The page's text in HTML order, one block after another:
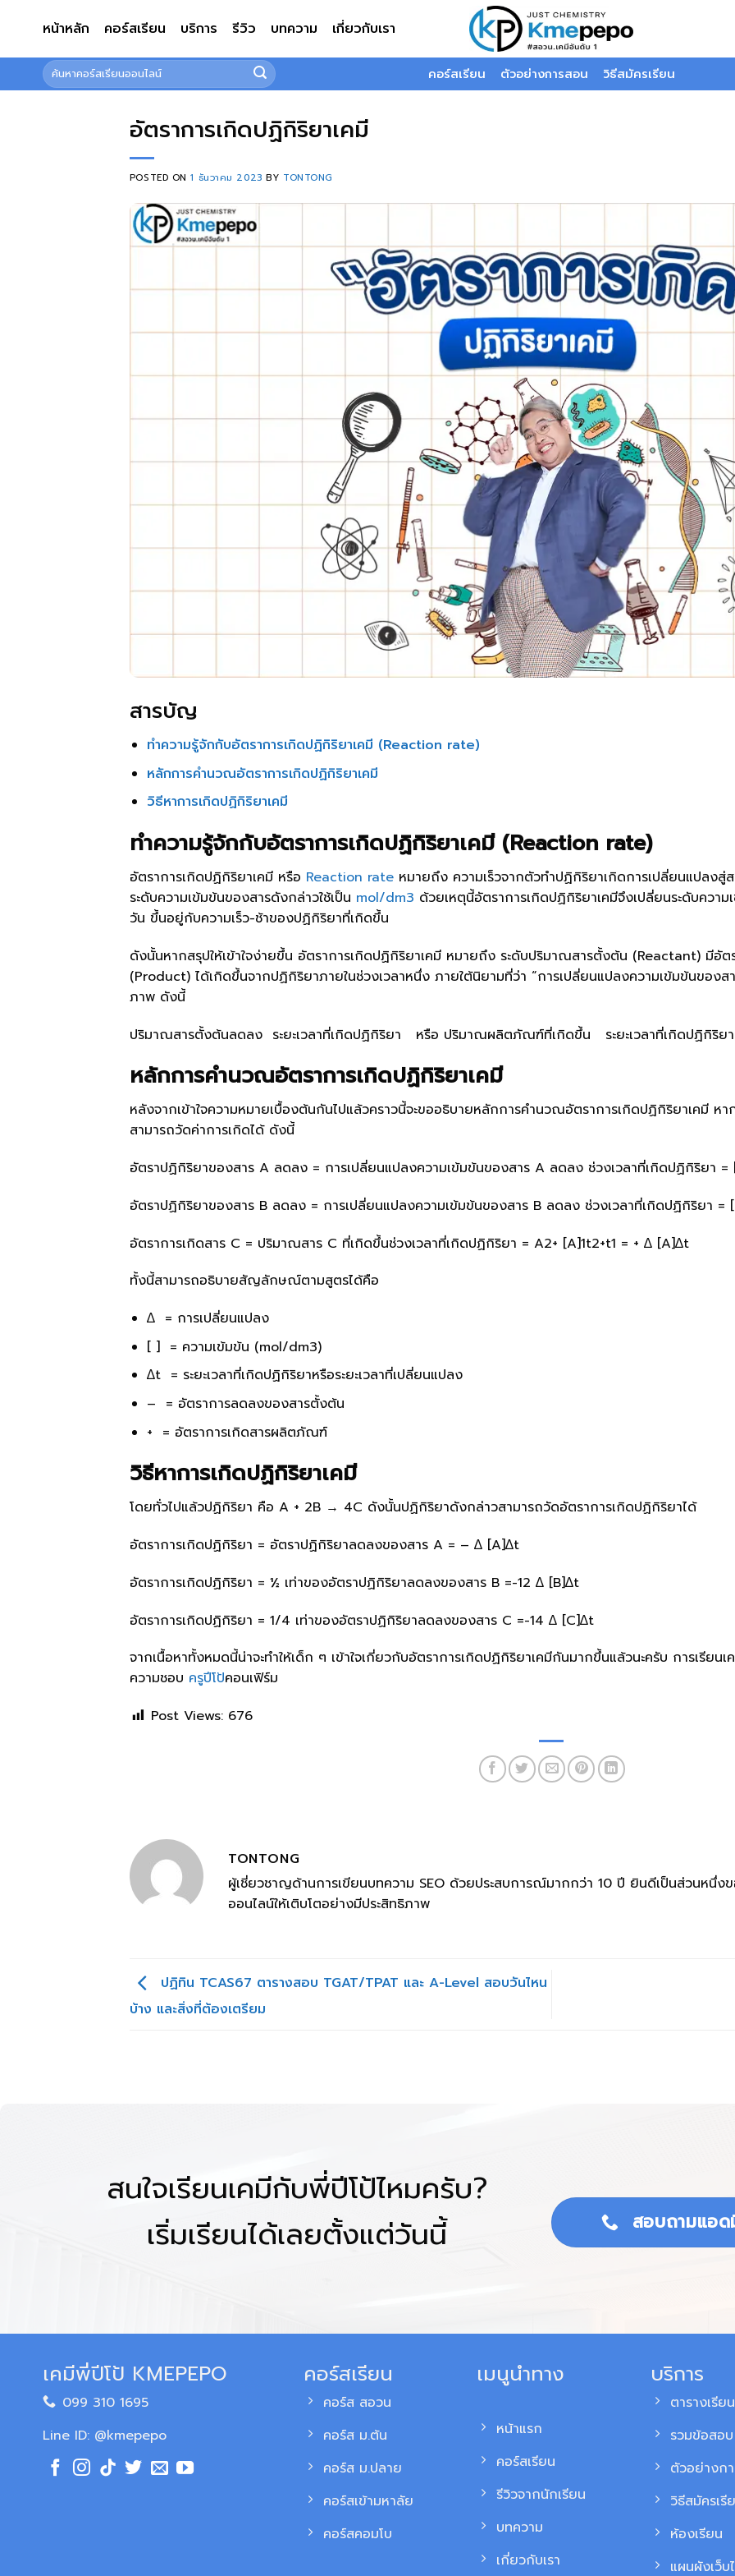
หน้าหลัก คอร์สเรียน บริการ รีวิว บทความ เกี่ยวกับเรา
ค้นหา: คอร์สเรียน ตัวอย่างการสอน วิธีสมัครเรียน
อัตราการเกิดปฏิกิริยาเคมี
POSTED ON1 ธันวาคม 2023 BY TONTONG
สารบัญ
ทำความรู้จักกับอัตราการเกิดปฏิกิริยาเคมี (Reaction rate)
หลักการคำนวณอัตราการเกิดปฏิกิริยาเคมี
วิธีหาการเกิดปฏิกิริยาเคมี
ทำความรู้จักกับอัตราการเกิดปฏิกิริยาเคมี (Reaction rate)
อัตราการเกิดปฏิกิริยาเคมี หรือ Reaction rate หมายถึง ความเร็วจากตัวทำปฏิกิริยาเกิดการเปลี่ยนแปลง
ระดับความเข้มข้นของสารดังกล่าวใช้เป็น mol/dm3 ด้วยเหตุนี้อัตราการเกิดปฏิกิริยาเคมีจึงเปลี่ยนระดับควา
วัน ขึ้นอยู่กับความเร็ว-ช้าของปฏิกิริยาที่เกิดขึ้น
ดังนั้นหากสรุปให้เข้าใจง่ายขึ้น อัตราการเกิดปฏิกิริยาเคมี หมายถึง ระดับปริมาณสารตั้งต้น (Reactant) มี
(Product) ได้เกิดขึ้นจากปฏิกิริยาภายในช่วงเวลาหนึ่ง ภายใต้นิยามที่ว่า “การเปลี่ยนแปลงความเข้มข้นของส
ภาพ ดังนี้
ปริมาณสารตั้งต้นลดลง ระยะเวลาที่เกิดปฏิกิริยา หรือ ปริมาณผลิตภัณฑ์ที่เกิดขึ้น ระยะเวลาที่เกิดปฏิกิริยา
หลักการคำนวณอัตราการเกิดปฏิกิริยาเคมี
หลังจากเข้าใจความหมายเบื้องต้นกันไปแล้วคราวนี้จะขออธิบายหลักการคำนวณอัตราการเกิดปฏิกิริยาเคมี
สามารถวัดค่าการเกิดได้ ดังนี้
อัตราปฏิกิริยาของสาร A ลดลง = การเปลี่ยนแปลงความเข้มข้นของสาร A ลดลง ช่วงเวลาที่เกิดปฏิกิริยา
อัตราปฏิกิริยาของสาร B ลดลง = การเปลี่ยนแปลงความเข้มข้นของสาร B ลดลง ช่วงเวลาที่เกิดปฏิกิริยา
อัตราการเกิดสาร C = ปริมาณสาร C ที่เกิดขึ้นช่วงเวลาที่เกิดปฏิกิริยา = A2+ [A]1t2+t1 = + ∆ [A]∆t
ทั้งนี้สามารถอธิบายสัญลักษณ์ตามสูตรได้คือ
∆ = การเปลี่ยนแปลง
[ ] = ความเข้มข้น (mol/dm3)
∆t = ระยะเวลาที่เกิดปฏิกิริยาหรือระยะเวลาที่เปลี่ยนแปลง
– = อัตราการลดลงของสารตั้งต้น
+ = อัตราการเกิดสารผลิตภัณฑ์
วิธีหาการเกิดปฏิกิริยาเคมี
โดยทั่วไปแล้วปฏิกิริยา คือ A + 2B → 4C ดังนั้นปฏิกิริยาดังกล่าวสามารถวัดอัตราการเกิดปฏิกิริยาได้
อัตราการเกิดปฏิกิริยา = อัตราปฏิกิริยาลดลงของสาร A = – ∆ [A]∆t
อัตราการเกิดปฏิกิริยา = ½ เท่าของอัตราปฏิกิริยาลดลงของสาร B =-12 ∆ [B]∆t
อัตราการเกิดปฏิกิริยา = 1/4 เท่าของอัตราปฏิกิริยาลดลงของสาร C =-14 ∆ [C]∆t
จากเนื้อหาทั้งหมดนี้น่าจะทำให้เด็ก ๆ เข้าใจเกี่ยวกับอัตราการเกิดปฏิกิริยาเคมีกันมากขึ้นแล้วนะครับ การเรียน
ความชอบ ครูปีโป้คอนเฟิร์ม
Post Views: 676
TONTONG
ผู้เชี่ยวชาญด้านการเขียนบทความ SEO ด้วยประสบการณ์มากกว่า 10 ปี ยินดีเป็นส่วนหนึ่ง
ออนไลน์ให้เติบโตอย่างมีประสิทธิภาพ
ปฏิทิน TCAS67 ตารางสอบ TGAT/TPAT และ A-Level สอบวันไหน
บ้าง และสิ่งที่ต้องเตรียม
สนใจเรียนเคมีกับพี่ปีโป้ไหมครับ?
เริ่มเรียนได้เลยตั้งแต่วันนี้
สอบถามแอ
เคมีพี่ปีโป้ KMEPEPO
099 310 1695
Line ID: @kmepepo
คอร์สเรียน
คอร์ส สอวน
คอร์ส ม.ต้น
คอร์ส ม.ปลาย
คอร์สเข้ามหาลัย
คอร์สคอมโบ
เมนูนำทาง
หน้าแรก
คอร์สเรียน
รีวิวจากนักเรียน
บทความ
เกี่ยวกับเรา
บริการ
ตารางเรียน
รวมข้อสอ
ตัวอย่างก
วิธีสมัครเรี
ห้องเรียน
แผนผังเว็บ